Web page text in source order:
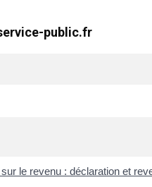
public.fr
sur le revenu : déclaration et